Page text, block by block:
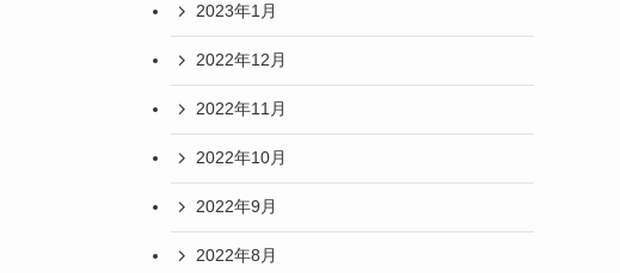
2023年1月
2022年12月
2022年11月
2022年10月
2022年9月
2022年8月